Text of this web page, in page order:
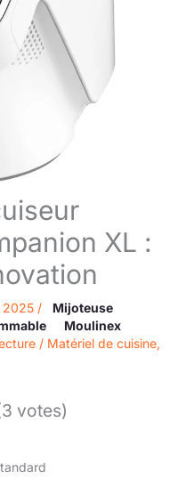
XL :
2025 /
Mijoteuse
Moulinex
/ Matériel de cuisine,
votes)